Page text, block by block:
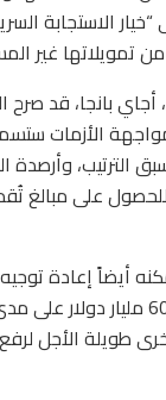
“خيار الاستجابة
أجاي بانجا، قد
الأزمات
الترتيب، وأرصدة
أيضاً إعادة
لرفع إجمالي الدعم إلى 60
طويلة الأجل